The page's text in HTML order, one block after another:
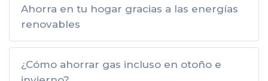
Ahorra en tu hogar gracias a las energías
renovables
¿Cómo ahorrar gas incluso en otoño e